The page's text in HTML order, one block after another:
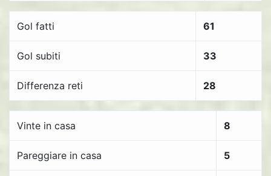
Gol fatti 61
Gol subiti 33
Differenza reti 28
Vinte in casa 8
Pareggiare in casa 5